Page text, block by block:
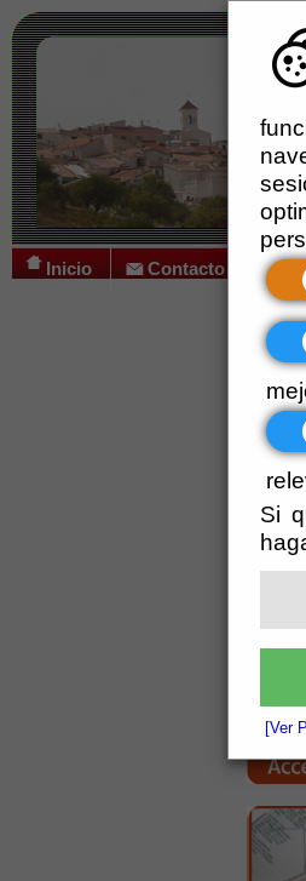
Si
[Ver
Inicio Contacto
Guías
Qué